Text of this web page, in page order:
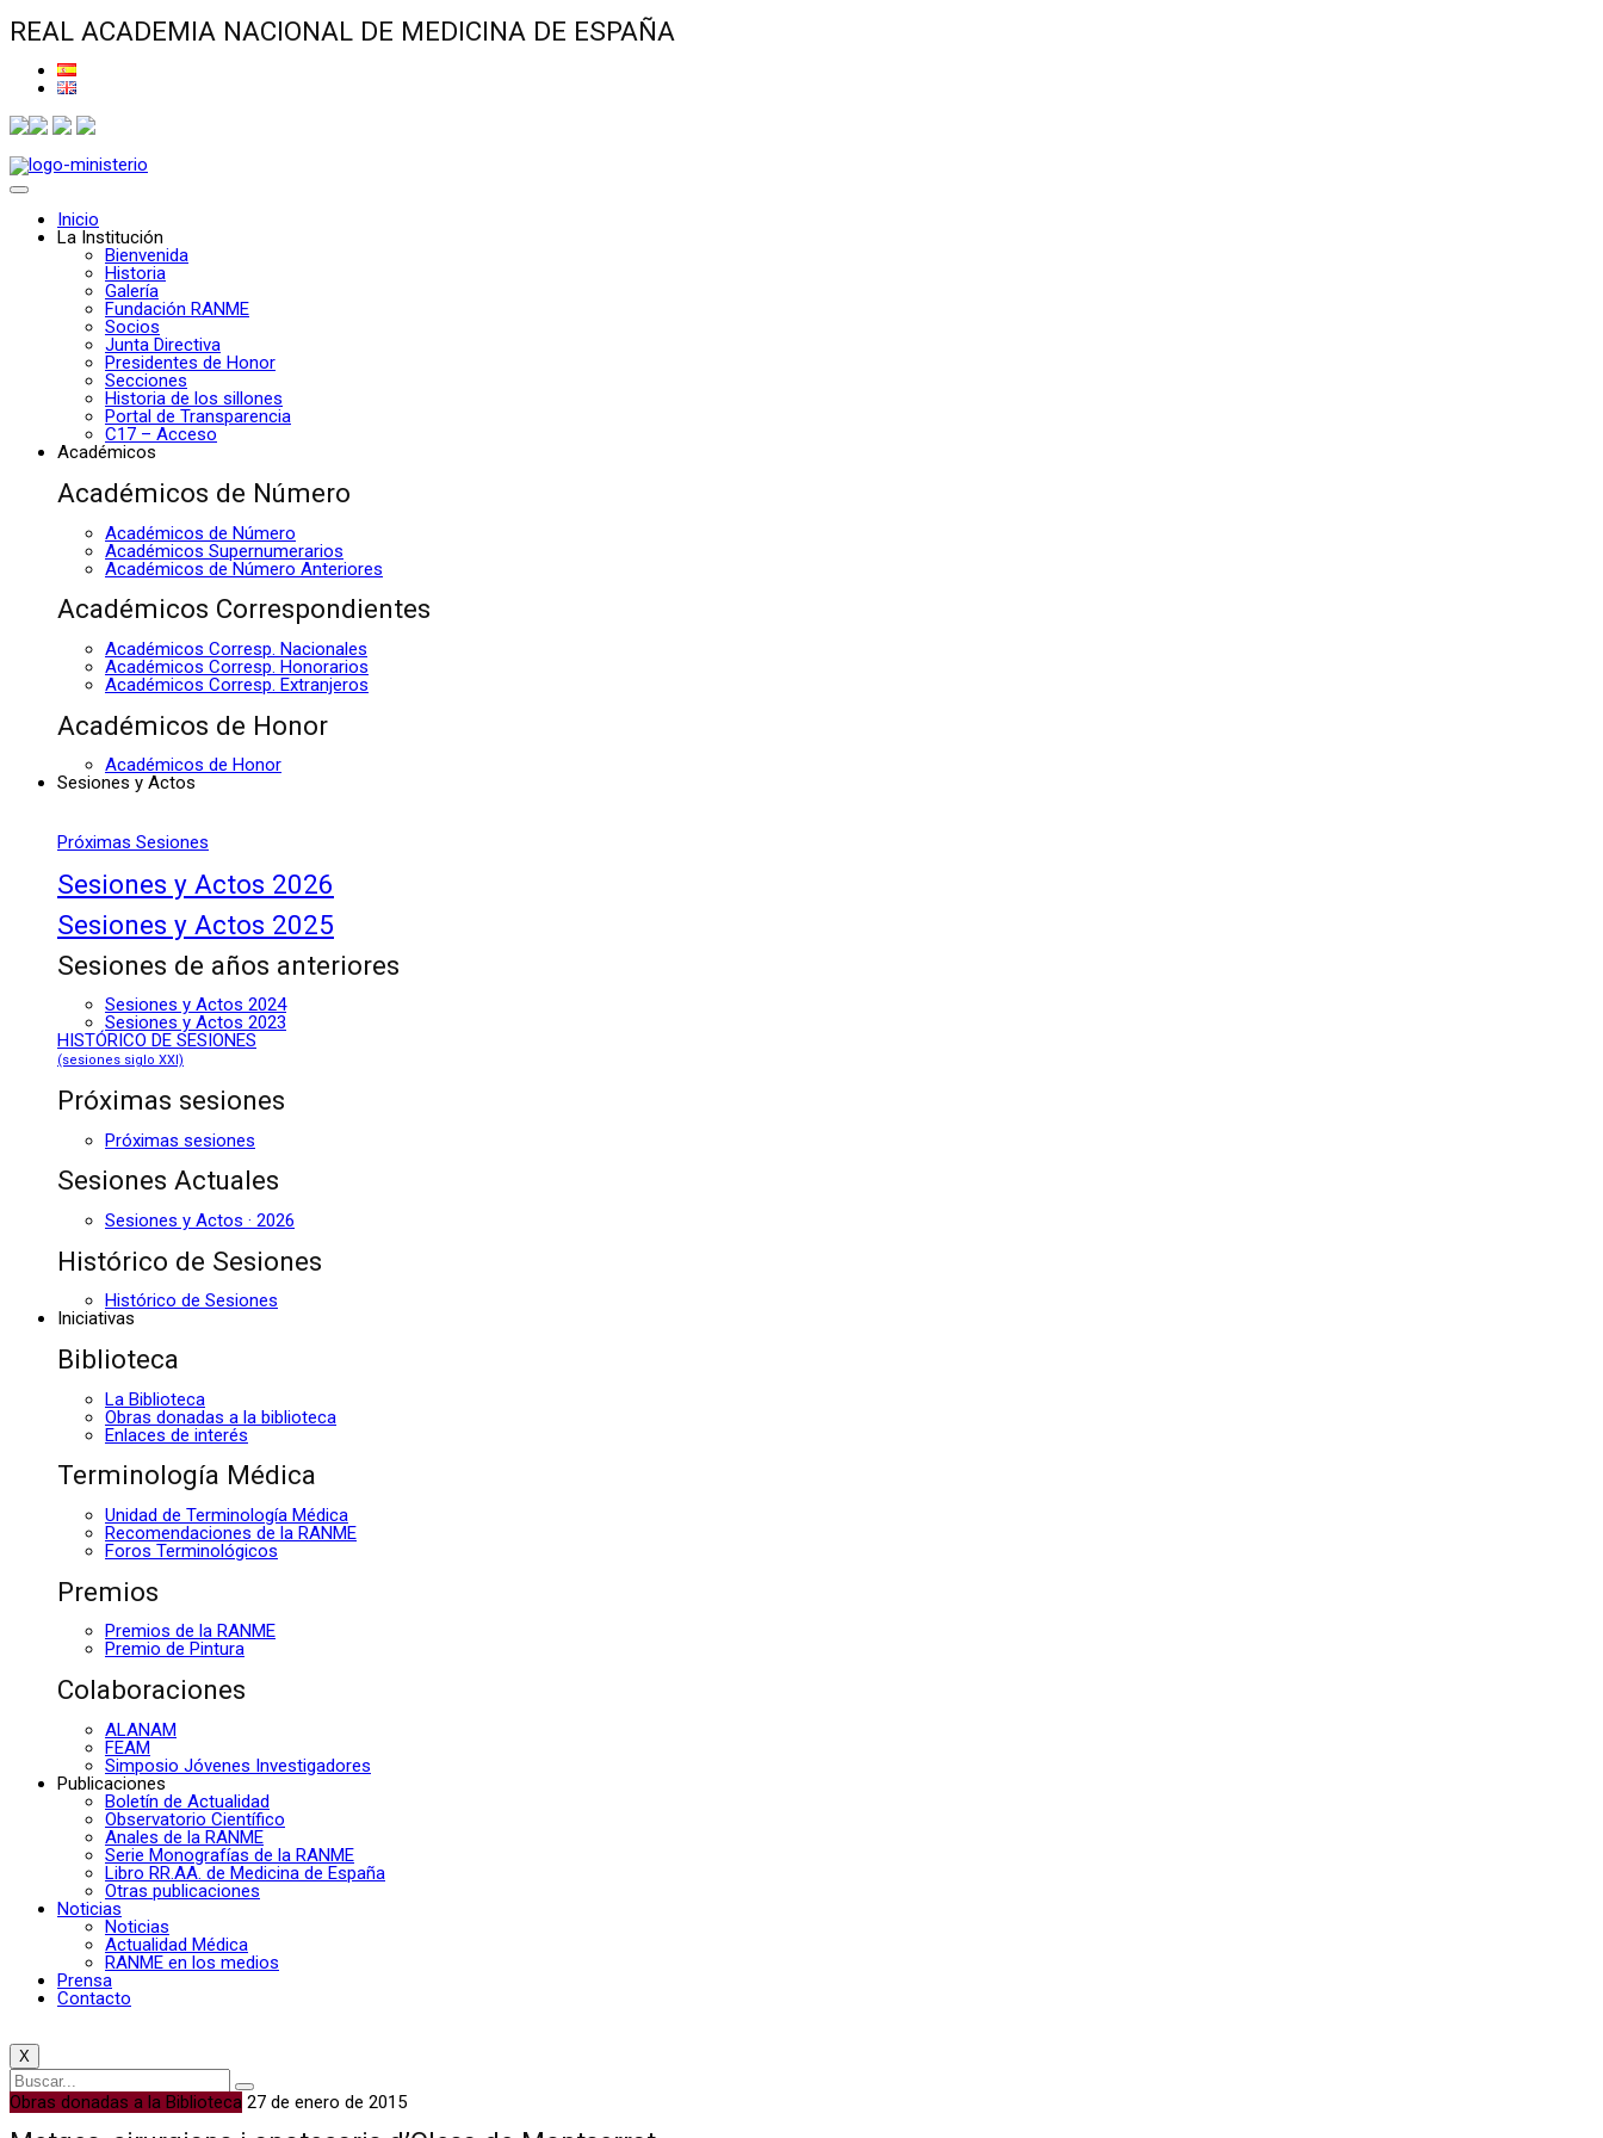
REAL ACADEMIA NACIONAL DE MEDICINA DE ESPAÑA
Inicio
La Institución
Bienvenida
Historia
Galería
Fundación RANME
Socios
Junta Directiva
Presidentes de Honor
Secciones
Historia de los sillones
Portal de Transparencia
C17 – Acceso
Académicos
Académicos de Número
Académicos de Número
Académicos Supernumerarios
Académicos de Número Anteriores
Académicos Correspondientes
Académicos Corresp. Nacionales
Académicos Corresp. Honorarios
Académicos Corresp. Extranjeros
Académicos de Honor
Académicos de Honor
Sesiones y Actos
Próximas Sesiones
Sesiones y Actos 2026
Sesiones y Actos 2025
Sesiones de años anteriores
Sesiones y Actos 2024
Sesiones y Actos 2023
HISTÓRICO DE SESIONES
(sesiones siglo XXI)
Próximas sesiones
Próximas sesiones
Sesiones Actuales
Sesiones y Actos · 2026
Histórico de Sesiones
Histórico de Sesiones
Iniciativas
Biblioteca
La Biblioteca
Obras donadas a la biblioteca
Enlaces de interés
Terminología Médica
Unidad de Terminología Médica
Recomendaciones de la RANME
Foros Terminológicos
Premios
Premios de la RANME
Premio de Pintura
Colaboraciones
ALANAM
FEAM
Simposio Jóvenes Investigadores
Publicaciones
Boletín de Actualidad
Observatorio Científico
Anales de la RANME
Serie Monografías de la RANME
Libro RR.AA. de Medicina de España
Otras publicaciones
Noticias
Noticias
Actualidad Médica
RANME en los medios
Prensa
Contacto
X
Obras donadas a la Biblioteca 27 de enero de 2015